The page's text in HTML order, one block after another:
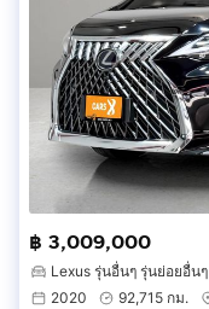
฿ 3,009,000
Lexus รุ่นอื่นๆ รุ่นย่อยอื่นๆ
2020
92,715 กม.